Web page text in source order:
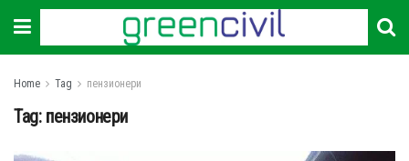
Home Tag пензионери
Tag: пензионери